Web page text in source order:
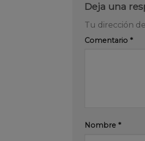
Deja una
Tu dirección
Comentario *
Nombre *